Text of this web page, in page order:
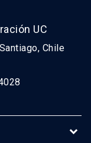
UC
Chile